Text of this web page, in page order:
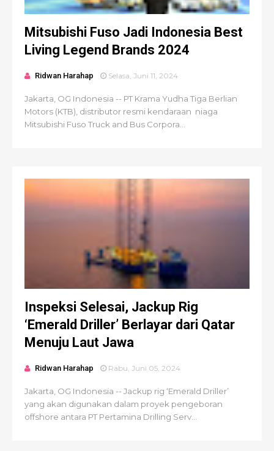
Mitsubishi Fuso Jadi Indonesia Best
Living Legend Brands 2024
Ridwan Harahap Selasa, Juni 11, 2024
Jakarta, OG Indonesia -- PT Krama Yudha Tiga Berlian
Motors (KTB), distributor resmi kendaraan niaga
Mitsubishi Fuso Truck and Bus Corpora...
Inspeksi Selesai, Jackup Rig
‘Emerald Driller’ Berlayar dari Qatar
Menuju Laut Jawa
Ridwan Harahap Rabu, Juni 05, 2024
Jakarta, OG Indonesia -- Jackup rig ‘Emerald Driller’
yang akan digunakan dalam proyek pengeboran
offshore antara PT Pertamina Drilling Serv...